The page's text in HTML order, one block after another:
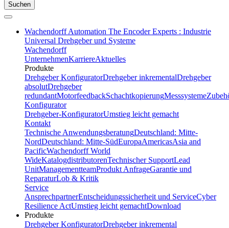
Suchen
Wachendorff Automation The Encoder Experts : Industrie
Universal Drehgeber und Systeme
Wachendorff
UnternehmenKarriereAktuelles
Produkte
Drehgeber KonfiguratorDrehgeber inkrementalDrehgeber
absolutDrehgeber
redundantMotorfeedbackSchachtkopierungMesssysteme
Konfigurator
Drehgeber-KonfiguratorUmstieg leicht gemacht
Kontakt
Technische AnwendungsberatungDeutschland: Mitte-
NordDeutschland: Mitte-SüdEuropaAmericasAsia and
PacificWachendorff World
WideKatalogdistributorenTechnischer SupportLead
UnitManagementteamProdukt AnfrageGarantie und
ReparaturLob & Kritik
Service
AnsprechpartnerEntscheidungssicherheit und ServiceCyber
Resilience ActUmstieg leicht gemachtDownload
Produkte
Drehgeber KonfiguratorDrehgeber inkremental